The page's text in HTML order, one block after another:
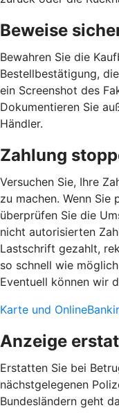
Beweise
Bewahren Sie die
Bestellbestätigung,
ein Screenshot des
Dokumentieren Sie
Händler.
Zahlung
Versuchen Sie, Ihre
zu machen. Wenn
überprüfen Sie die
nicht autorisierten
Lastschrift gezahlt,
so schnell wie
Eventuell können wir
Karte und
Anzeige
Erstatten Sie bei
nächstgelegenen
Bundesländern geht